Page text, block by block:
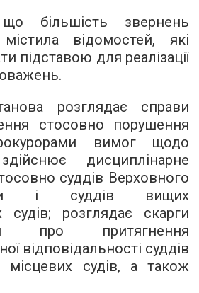
що більшість звернень
відомостей, які
підставою для реалізації
розглядає справи
стосовно порушення
вимог щодо
дисциплінарне
суддів Верховного
і суддів вищих
судів; розглядає скарги
про притягнення
відповідальності суддів
місцевих судів, а також